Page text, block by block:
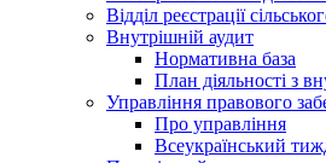
Відділ реєстрації
Внутрішній аудит
Нормативна база
План діяльності з
Управління правового
Про управління
Всеукраїнський